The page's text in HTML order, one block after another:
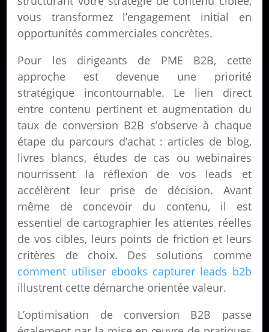
vous transformez l’engagement initial en
opportunités commerciales concrètes.
Pour les dirigeants de PME B2B, cette
approche est devenue une priorité
stratégique incontournable. Le lien direct
entre contenu pertinent et augmentation du
taux de conversion B2B s’observe à chaque
étape du parcours d’achat : articles de blog,
livres blancs, études de cas ou webinaires
nourrissent la réflexion de vos leads et
accélèrent leur prise de décision. Avant
même de concevoir du contenu, il est
essentiel de cartographier les attentes réelles
de vos cibles, leurs points de friction et leurs
critères de choix. Des solutions comme
comment utiliser ebooks capturer leads b2b
illustrent cette démarche orientée valeur.
L’optimisation de conversion B2B passe